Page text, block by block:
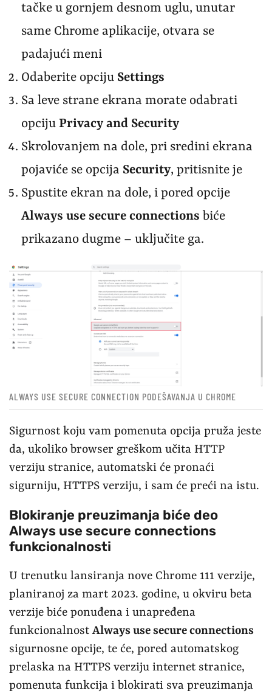
tačke u gornjem desnom uglu, unutar
same Chrome aplikacije, otvara se
padajući meni
Odaberite opciju Settings
Sa leve strane ekrana morate odabrati
opciju Privacy and Security
Skrolovanjem na dole, pri sredini ekrana
pojaviće se opcija Security, pritisnite je
Spustite ekran na dole, i pored opcije
Always use secure connections biće
prikazano dugme – uključite ga.
ALWAYS USE SECURE CONNECTION PODEŠAVANJA U CHROME
Sigurnost koju vam pomenuta opcija pruža jeste
da, ukoliko browser greškom učita HTTP
verziju stranice, automatski će pronaći
sigurniju, HTTPS verziju, i sam će preći na istu.
Blokiranje preuzimanja biće deo
Always use secure connections
funkcionalnosti
U trenutku lansiranja nove Chrome 111 verzije,
planiranoj za mart 2023. godine, u okviru beta
verzije biće ponuđena i unapređena
funkcionalnost Always use secure connections
sigurnosne opcije, te će, pored automatskog
prelaska na HTTPS verziju internet stranice,
pomenuta funkcija i blokirati sva preuzimanja